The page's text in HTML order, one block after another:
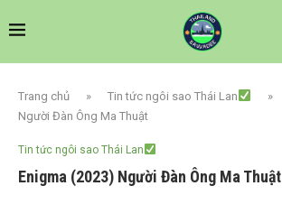
Trang chủ » Tin tức ngôi sao Thái Lan »
Người Đàn Ông Ma Thuật
Tin tức ngôi sao Thái Lan
Enigma (2023) Người Đàn Ông Ma Thuật